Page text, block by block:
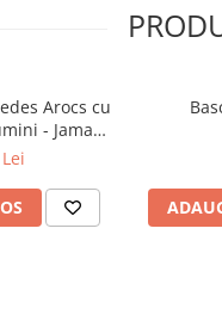
Arocs cu
- Jamara